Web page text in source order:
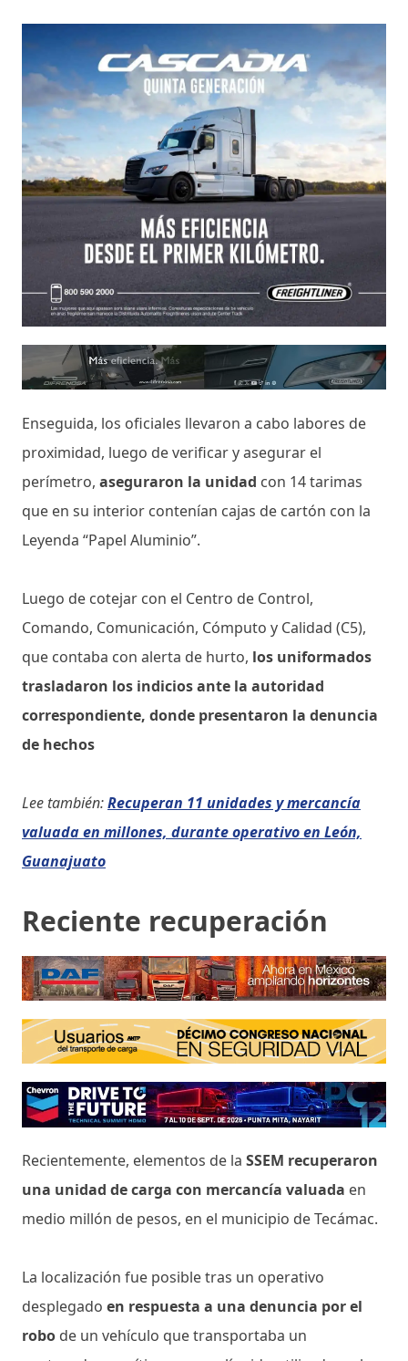
Enseguida, los oficiales llevaron a cabo labores de
proximidad, luego de verificar y asegurar el
perímetro, aseguraron la unidad con 14 tarimas
que en su interior contenían cajas de cartón con la
Leyenda “Papel Aluminio”.
Luego de cotejar con el Centro de Control,
Comando, Comunicación, Cómputo y Calidad (C5),
que contaba con alerta de hurto, los uniformados
trasladaron los indicios ante la autoridad
correspondiente, donde presentaron la denuncia
de hechos
Lee también:Recuperan 11 unidades y mercancía
valuada en millones, durante operativo en León,
Guanajuato
Reciente recuperación
Recientemente, elementos de la SSEM recuperaron
una unidad de carga con mercancía valuada en
medio millón de pesos, en el municipio de Tecámac.
La localización fue posible tras un operativo
desplegado en respuesta a una denuncia por el
robo de un vehículo que transportaba un